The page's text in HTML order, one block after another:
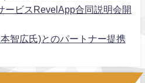
ービスRevelApp合同説明会開
智広氏)とのパートナー提携